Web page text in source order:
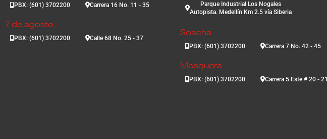
PBX: (601) 3702200 Carrera 16 No. 11 - 35
7 de agosto
PBX: (601) 3702200 Calle 68 No. 25 - 37
Parque Industrial Los Nogales
Autopista. Medellín Km 2.5 vía Siberia
Soacha
PBX: (601) 3702200 Carrera 7 No. 42 - 45
Mosquera
PBX: (601) 3702200 Carrera 5 Este # 20 - 21